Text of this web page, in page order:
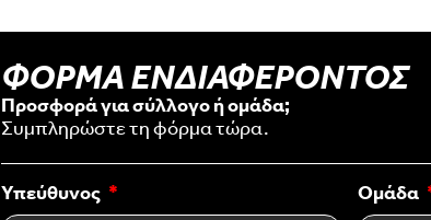
ΦΟΡΜΑ ΕΝΔΙΑΦΕΡΟΝΤΟΣ
Προσφορά για σύλλογο ή ομάδα;
Συμπληρώστε τη φόρμα τώρα.
Υπεύθυνος Ομάδα